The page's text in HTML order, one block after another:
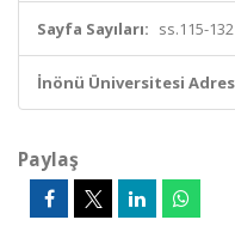
Sayfa Sayıları: ss.115-132
İnönü Üniversitesi
Paylaş